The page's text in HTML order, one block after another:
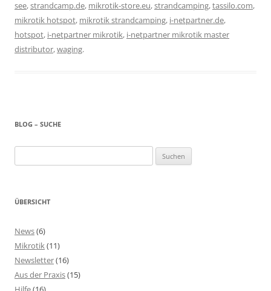
see,strandcamp.de, mikrotik-store.eu,strandcamping,tassilo.com,
mikrotik hotspot, mikrotik strandcamping, i-netpartner.de,
hotspot, i-netpartner mikrotik, i-netpartner mikrotik master
distributor,waging.
BLOG – SUCHE
nach:
ÜBERSICHT
News(6)
Mikrotik(11)
Newsletter(16)
Aus der Praxis(15)